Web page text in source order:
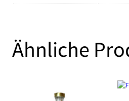
Ähnliche